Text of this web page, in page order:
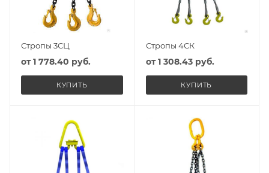
Стропы 3СЦ
от1 778.40 руб.
КУПИТЬ
Стропы 4СК
от1 308.43 руб.
КУПИТЬ